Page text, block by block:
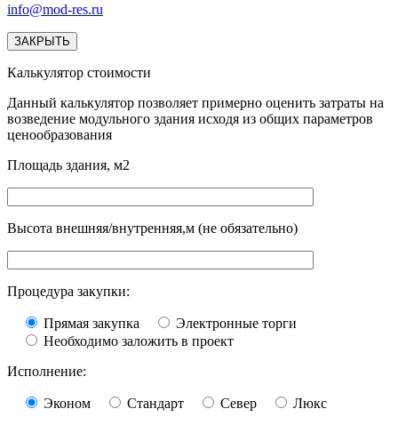
info@mod-res.ru
ЗАКРЫТЬ
Калькулятор стоимости
Данный калькулятор позволяет примерно оценить затраты на
возведение модульного здания исходя из общих параметров
ценообразования
Площадь здания, м2
Высота внешняя/внутренняя,м (не обязательно)
Процедура закупки:
Прямая закупка
Электронные торги
Необходимо заложить в проект
Исполнение:
Эконом Стандарт Север
Люкс